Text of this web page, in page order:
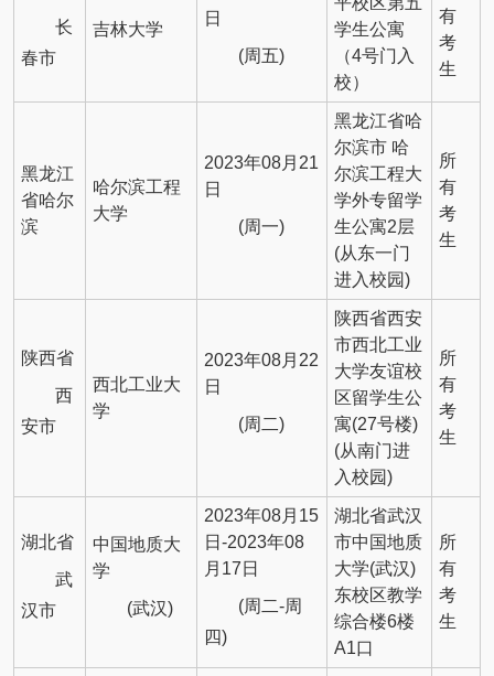
长
春市
吉林大学
日
(周五)
学生公寓
（4号门入
校）
有
考
生
黑龙江
省哈尔
滨
哈尔滨工程
大学
2023年08月21
日
(周一)
黑龙江省哈
尔滨市 哈
尔滨工程大
学外专留学
生公寓2层
(从东一门
进入校园)
所
有
考
生
陕西省
西
安市
西北工业大
学
2023年08月22
日
(周二)
陕西省西安
市西北工业
大学友谊校
区留学生公
寓(27号楼)
(从南门进
入校园)
所
有
考
生
湖北省
武
汉市
中国地质大
学
(武汉)
2023年08月15
日-2023年08
月17日
(周二-周
四)
湖北省武汉
市中国地质
大学(武汉)
东校区教学
综合楼6楼
A1口
所
有
考
生